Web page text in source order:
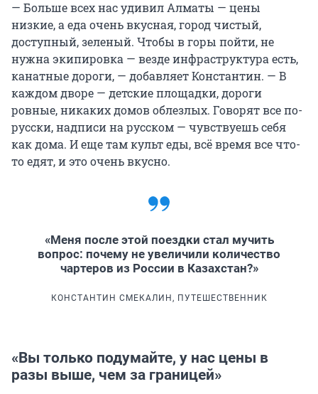
— Больше всех нас удивил Алматы — цены
низкие, а еда очень вкусная, город чистый,
доступный, зеленый. Чтобы в горы пойти, не
нужна экипировка — везде инфраструктура есть,
канатные дороги, — добавляет Константин. — В
каждом дворе — детские площадки, дороги
ровные, никаких домов облезлых. Говорят все по-
русски, надписи на русском — чувствуешь себя
как дома. И еще там культ еды, всё время все что-
то едят, и это очень вкусно.
«Меня после этой поездки стал мучить
вопрос: почему не увеличили количество
чартеров из России в Казахстан?»
КОНСТАНТИН СМЕКАЛИН, ПУТЕШЕСТВЕННИК
«Вы только подумайте, у нас цены в
разы выше, чем за границей»